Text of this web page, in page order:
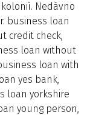
Nedávno
business loan
credit check,
loan without
loan with
yes bank,
loan yorkshire
young person,